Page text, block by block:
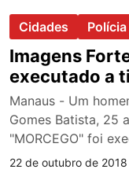
Cidades Polícia
Imagens
executado a
Manaus - Um
Gomes Batista, 25
"MORCEGO" foi
22 de outubro de